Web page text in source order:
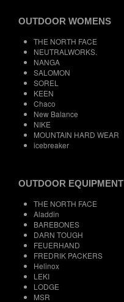
OUTDOOR WOMENS
THE NORTH FACE
NEUTRALWORKS.
NANGA
SALOMON
SOREL
KEEN
Chaco
New Balance
NIKE
MOUNTAIN HARD WEAR
icebreaker
OUTDOOR EQUIPMENT
THE NORTH FACE
Aladdin
BAREBONES
DARN TOUGH
FEUERHAND
FREDRIK PACKERS
Helinox
LEKI
LODGE
MSR